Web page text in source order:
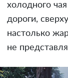
холодного
дороги,
настолько
не